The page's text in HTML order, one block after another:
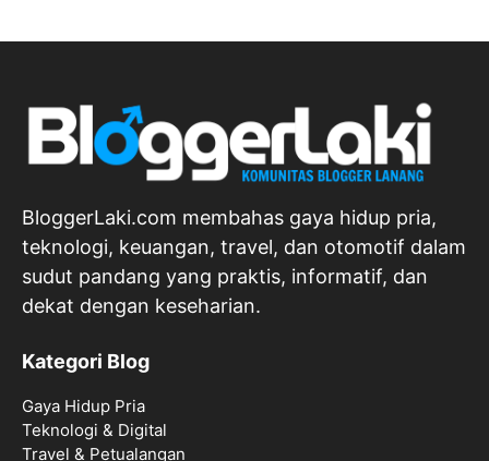
BloggerLaki.com membahas gaya hidup pria,
teknologi, keuangan, travel, dan otomotif dalam
sudut pandang yang praktis, informatif, dan
dekat dengan keseharian.
Kategori Blog
Gaya Hidup Pria
Teknologi & Digital
Travel & Petualangan